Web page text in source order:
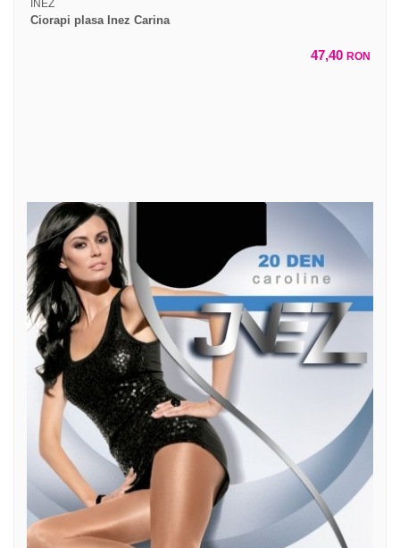
INEZ
Ciorapi plasa Inez Carina
47,40 RON